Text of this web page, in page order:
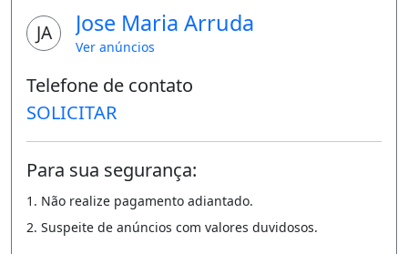
* MAIORES INFORMAÇÕES
* / CRECI 14707 F CRECI 19696 J Lute sempre
pelos seus sonhos.
JA Jose Maria Arruda
Ver anúncios
Telefone de contato
SOLICITAR
Para sua segurança:
1. Não realize pagamento adiantado.
2. Suspeite de anúncios com valores duvidosos.